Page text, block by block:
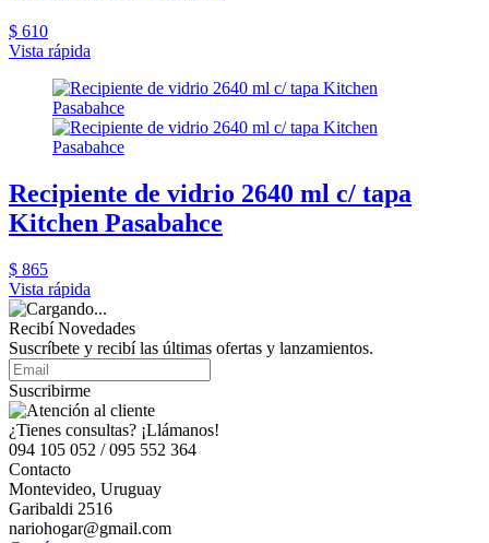
$ 610
Vista rápida
Recipiente de vidrio 2640 ml c/ tapa
Kitchen Pasabahce
$ 865
Vista rápida
Recibí Novedades
Suscríbete y recibí las últimas ofertas y lanzamientos.
Suscribirme
¿Tienes consultas? ¡Llámanos!
094 105 052 / 095 552 364
Contacto
Montevideo, Uruguay
Garibaldi 2516
nariohogar@gmail.com